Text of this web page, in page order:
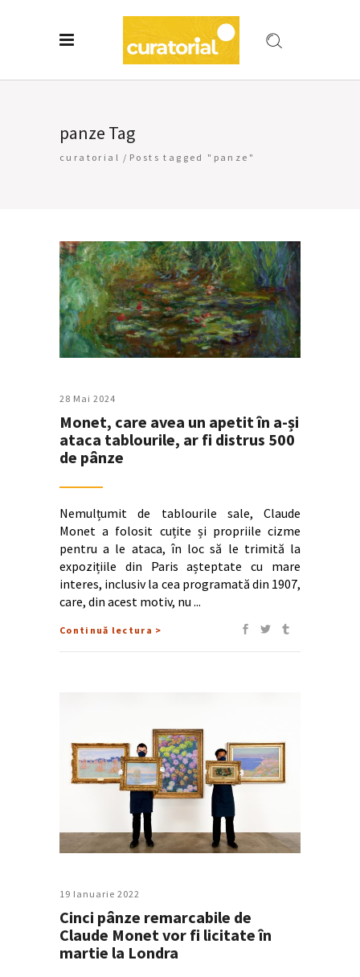
panze Tag
curatorial / Posts tagged "panze"
28 Mai 2024
Monet, care avea un apetit în a-și
ataca tablourile, ar fi distrus 500
de pânze
Nemulțumit de tablourile sale, Claude
Monet a folosit cuțite și propriile cizme
pentru a le ataca, în loc să le trimită la
expozițiile din Paris așteptate cu mare
interes, inclusiv la cea programată din 1907,
care, din acest motiv, nu
Continuă lectura >
19 Ianuarie 2022
Cinci pânze remarcabile de
Claude Monet vor fi licitate în
martie la Londra